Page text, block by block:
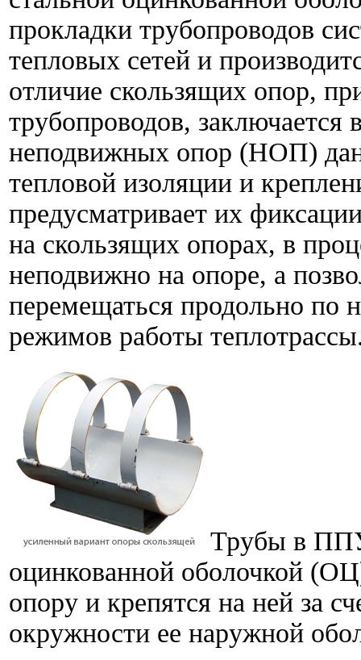
прокладки трубопроводов
тепловых сетей и
отличие скользящих опор,
трубопроводов, заключается
неподвижных опор (НОП)
тепловой изоляции и
предусматривает их
на скользящих опорах, в
неподвижно на опоре, а
перемещаться продольно по
режимов работы
Трубы в
оцинкованной оболочкой
опору и крепятся на ней за
окружности ее наружной